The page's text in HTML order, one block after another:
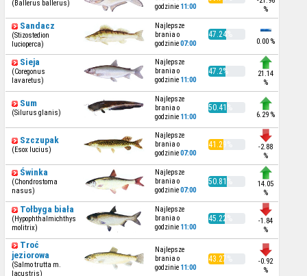
(Ballerus ballerus)
godzinie 11:00
%
Sandacz
(Stizostedion
lucioperca)
Najlepsze
brania o
godzinie07:00
47.24%
0.00 %
Sieja
(Coregonus
lavaretus)
Najlepsze
brania o
godzinie 11:00
47.2%
21.14
%
Sum
(Silurus glanis)
Najlepsze
brania o
godzinie 11:00
50.41%
6.29 %
Szczupak
(Esox lucius)
Najlepsze
brania o
godzinie07:00
41.29%
-2.88
%
Świnka
(Chondrostoma
nasus)
Najlepsze
brania o
godzinie07:00
50.81%
14.05
%
Tołbyga biała
(Hypophthalmichthys
molitrix)
Najlepsze
brania o
godzinie 11:00
45.22%
-1.84
%
Troć
jeziorowa
(Salmo trutta m.
lacustris)
Najlepsze
brania o
godzinie 11:00
43.27%
-0.92
%